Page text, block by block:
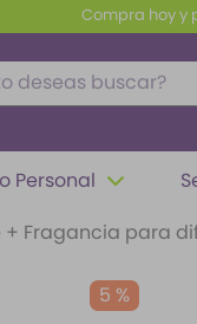
Compra hoy y
buscar?
Personal
+ Fragancia para
5 %